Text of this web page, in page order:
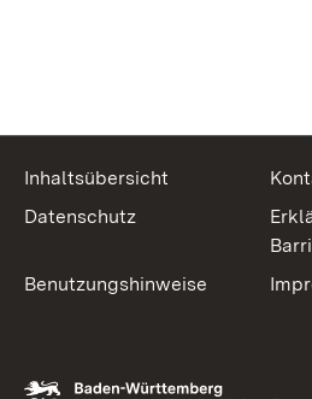
Inhaltsübersicht
Datenschutz
Benutzungshinweise